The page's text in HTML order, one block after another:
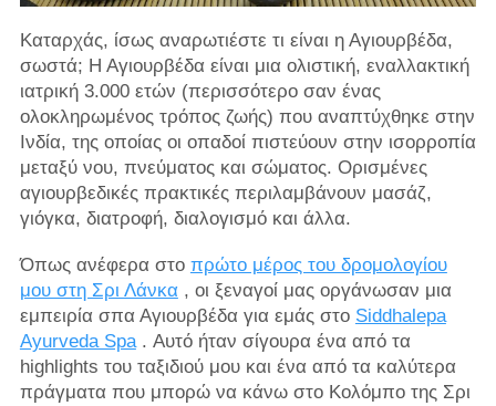
Καταρχάς, ίσως αναρωτιέστε τι είναι η Αγιουρβέδα,
σωστά; Η Αγιουρβέδα είναι μια ολιστική, εναλλακτική
ιατρική 3.000 ετών (περισσότερο σαν ένας
ολοκληρωμένος τρόπος ζωής) που αναπτύχθηκε στην
Ινδία, της οποίας οι οπαδοί πιστεύουν στην ισορροπία
μεταξύ νου, πνεύματος και σώματος. Ορισμένες
αγιουρβεδικές πρακτικές περιλαμβάνουν μασάζ,
γιόγκα, διατροφή, διαλογισμό και άλλα.
Όπως ανέφερα στο πρώτο μέρος του δρομολογίου
μου στη Σρι Λάνκα, οι ξεναγοί μας οργάνωσαν μια
εμπειρία σπα Αγιουρβέδα για εμάς στο Siddhalepa
Ayurveda Spa. Αυτό ήταν σίγουρα ένα από τα
highlights του ταξιδιού μου και ένα από τα καλύτερα
πράγματα που μπορώ να κάνω στο Κολόμπο της Σρι